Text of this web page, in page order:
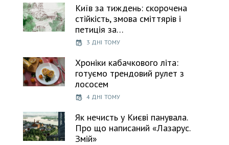
Київ за тиждень: скорочена
стійкість, змова сміттярів і
петиція за…
3 ДНІ ТОМУ
Хроніки кабачкового літа:
готуємо трендовий рулет з
лососем
4 ДНІ ТОМУ
Як нечисть у Києві панувала.
Про що написаний «Лазарус.
Змій»